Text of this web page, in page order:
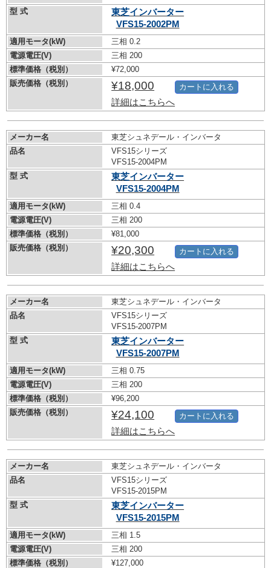
型 式
東芝インバーター
VFS15-2002PM
適用モータ(kW)
三相 0.2
電源電圧(V)
三相 200
標準価格（税別）
¥72,000
販売価格（税別）
¥18,000
詳細はこちらへ
カートに入れる
メーカー名
東芝シュネデール・インバータ
品名
VFS15シリーズ
VFS15-2004PM
型 式
東芝インバーター
VFS15-2004PM
適用モータ(kW)
三相 0.4
電源電圧(V)
三相 200
標準価格（税別）
¥81,000
販売価格（税別）
¥20,300
詳細はこちらへ
カートに入れる
メーカー名
東芝シュネデール・インバータ
品名
VFS15シリーズ
VFS15-2007PM
型 式
東芝インバーター
VFS15-2007PM
適用モータ(kW)
三相 0.75
電源電圧(V)
三相 200
標準価格（税別）
¥96,200
販売価格（税別）
¥24,100
詳細はこちらへ
カートに入れる
メーカー名
東芝シュネデール・インバータ
品名
VFS15シリーズ
VFS15-2015PM
型 式
東芝インバーター
VFS15-2015PM
適用モータ(kW)
三相 1.5
電源電圧(V)
三相 200
標準価格（税別）
¥127,000